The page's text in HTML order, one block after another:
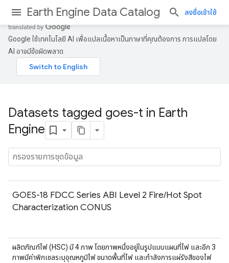
Earth Engine Data Catalog ลงชื่อเข้าใช้
Google ใช้เทคโนโลยี AI เพื่อแปลเนื้อหาเป็นภาษาที่คุณต้องการ การแปลโดย
AI อาจมีข้อผิดพลาด
Datasets tagged goes-t in Earth
Engine
GOES-18 FDCC Series ABI Level 2 Fire/Hot Spot
Characterization CONUS
ผลิตภัณฑ์ไฟ (HSC) มี 4 ภาพ โดยภาพหนึ่งอยู่ในรูปแบบแผนที่ไฟ และอีก 3
ภาพมีค่าพิกเซลระบุอุณหภูมิไฟ ขนาดพื้นที่ไฟ และกำลังการแผ่รังสีของไฟ